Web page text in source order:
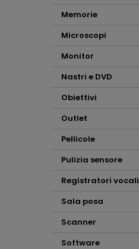
Memorie
Microscopi
Monitor
Nastri e DVD
Obiettivi
Outlet
Pellicole
Pulizia sensore
Registratori vocali
Sala posa
Scanner
Software